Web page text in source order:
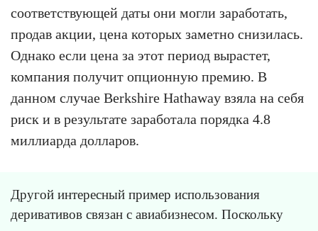
соответствующей даты они могли заработать,
продав акции, цена которых заметно снизилась.
Однако если цена за этот период вырастет,
компания получит опционную премию. В
данном случае Berkshire Hathaway взяла на себя
риск и в результате заработала порядка 4.8
миллиарда долларов.
Другой интересный пример использования
деривативов связан с авиабизнесом. Поскольку